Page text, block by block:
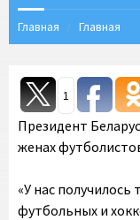
Главная Главная
1
Президент
женах
«У нас получилось
футбольных и